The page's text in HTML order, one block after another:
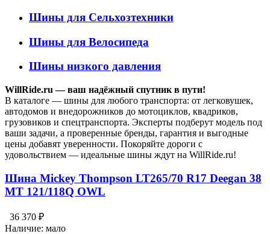
Шины для Сельхозтехники
Шины для Велосипеда
Шины низкого давления
WillRide.ru — ваш надёжный спутник в пути!
В каталоге — шины для любого транспорта: от легковушек,
автодомов и внедорожников до мотоциклов, квадриков,
грузовиков и спецтранспорта. Эксперты подберут модель под
ваши задачи, а проверенные бренды, гарантия и выгодные
цены добавят уверенности. Покоряйте дороги с
удовольствием — идеальные шины ждут на WillRide.ru!
Шина Mickey Thompson LT265/70 R17 Deegan 38
MT 121/118Q OWL
36 370 ₽
Наличие: мало